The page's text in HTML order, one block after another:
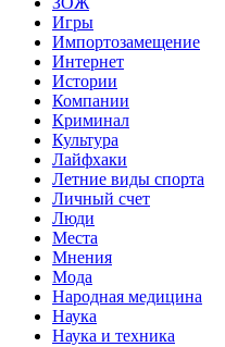
Игры
Импортозамещение
Интернет
Истории
Компании
Криминал
Культура
Лайфхаки
Летние виды спорта
Личный счет
Люди
Места
Мнения
Мода
Народная медицина
Наука
Наука и техника